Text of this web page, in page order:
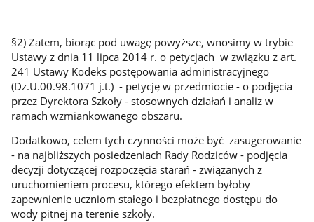
§2) Zatem, biorąc pod uwagę powyższe, wnosimy w trybie
Ustawy z dnia 11 lipca 2014 r. o petycjach w związku z art.
241 Ustawy Kodeks postępowania administracyjnego
(Dz.U.00.98.1071 j.t.) - petycję w przedmiocie - o podjęcia
przez Dyrektora Szkoły - stosownych działań i analiz w
ramach wzmiankowanego obszaru.
Dodatkowo, celem tych czynności może być zasugerowanie
- na najbliższych posiedzeniach Rady Rodziców - podjęcia
decyzji dotyczącej rozpoczęcia starań - związanych z
uruchomieniem procesu, którego efektem byłoby
zapewnienie uczniom stałego i bezpłatnego dostępu do
wody pitnej na terenie szkoły.